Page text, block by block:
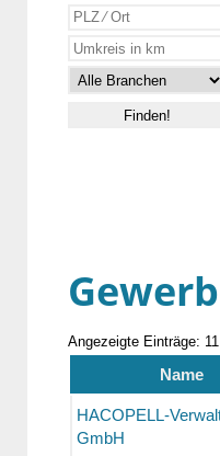
Angezeigte Einträge:
Name
HACOPELL-
GmbH